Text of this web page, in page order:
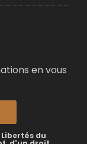
en vous
du